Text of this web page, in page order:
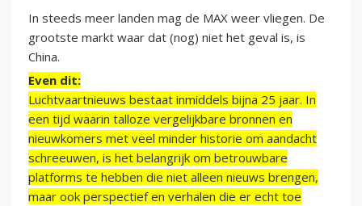
In steeds meer landen mag de MAX weer vliegen. De
grootste markt waar dat (nog) niet het geval is, is
China.
Even dit:
Luchtvaartnieuws bestaat inmiddels bijna 25 jaar. In
een tijd waarin talloze vergelijkbare bronnen en
nieuwkomers met veel minder historie om aandacht
schreeuwen, is het belangrijk om betrouwbare
platforms te hebben die niet alleen nieuws brengen,
maar ook perspectief en verhalen die er echt toe